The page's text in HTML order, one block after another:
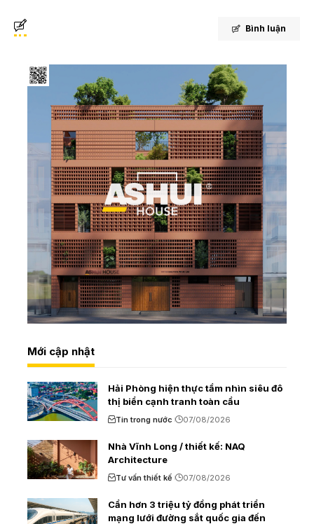
Bình luận
Mới cập nhật
Hải Phòng hiện thực tầm nhìn siêu đô
thị biển cạnh tranh toàn cầu
Tin trong nước 07/08/2026
Nhà Vĩnh Long / thiết kế: NAQ
Architecture
Tư vấn thiết kế 07/08/2026
Cần hơn 3 triệu tỷ đồng phát triển
mạng lưới đường sắt quốc gia đến